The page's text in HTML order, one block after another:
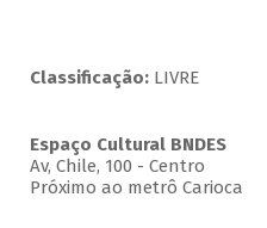
Classificação: LIVRE
Espaço Cultural BNDES
Av, Chile, 100 - Centro
Próximo ao metrô Carioca